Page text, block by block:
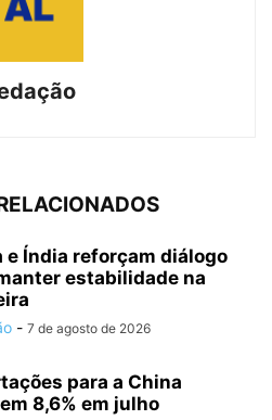
e Índia reforçam diálogo
estabilidade na
- 7 de agosto de 2026
para a China
8,6% em julho